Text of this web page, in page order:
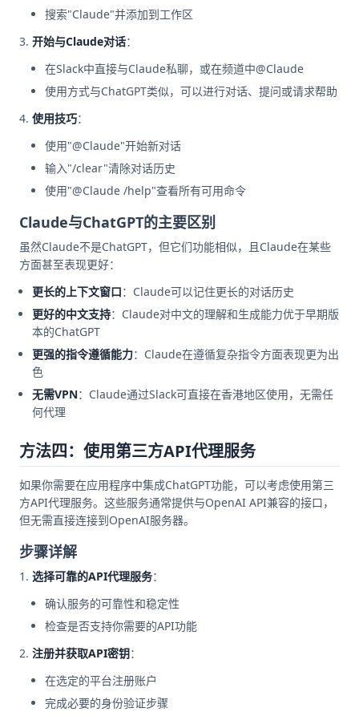
搜索"Claude"并添加到工作区
开始与Claude对话：
在Slack中直接与Claude私聊，或在频道中@Claude
使用方式与ChatGPT类似，可以进行对话、提问或请求帮助
使用技巧：
使用"@Claude"开始新对话
输入"/clear"清除对话历史
使用"@Claude /help"查看所有可用命令
Claude与ChatGPT的主要区别
虽然Claude不是ChatGPT，但它们功能相似，且Claude在某些
方面甚至表现更好：
更长的上下文窗口：Claude可以记住更长的对话历史
更好的中文支持：Claude对中文的理解和生成能力优于早期版
本的ChatGPT
更强的指令遵循能力：Claude在遵循复杂指令方面表现更为出
色
无需VPN：Claude通过Slack可直接在香港地区使用，无需任
何代理
方法四：使用第三方API代理服务
如果你需要在应用程序中集成ChatGPT功能，可以考虑使用第三
方API代理服务。这些服务通常提供与OpenAI API兼容的接口，
但无需直接连接到OpenAI服务器。
步骤详解
选择可靠的API代理服务：
确认服务的可靠性和稳定性
检查是否支持你需要的API功能
注册并获取API密钥：
在选定的平台注册账户
完成必要的身份验证步骤